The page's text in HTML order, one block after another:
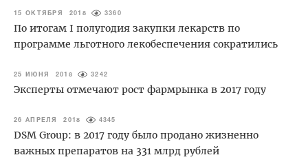
15 ОКТЯБРЯ 2018 3360
По итогам I полугодия закупки лекарств по
программе льготного лекобеспечения сократились
25 ИЮНЯ 2018 3242
Эксперты отмечают рост фармрынка в 2017 году
26 АПРЕЛЯ 2018 4345
DSM Group: в 2017 году было продано жизненно
важных препаратов на 331 млрд рублей